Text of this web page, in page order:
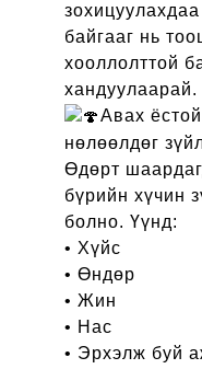
байгааг нь
хооллолттой
хандуулаарай.
Авах
нөлөөлдөг
Өдөрт
бүрийн хүчин
болно. Үүнд:
• Хүйс
• Өндөр
• Жин
• Нас
• Эрхэлж буй